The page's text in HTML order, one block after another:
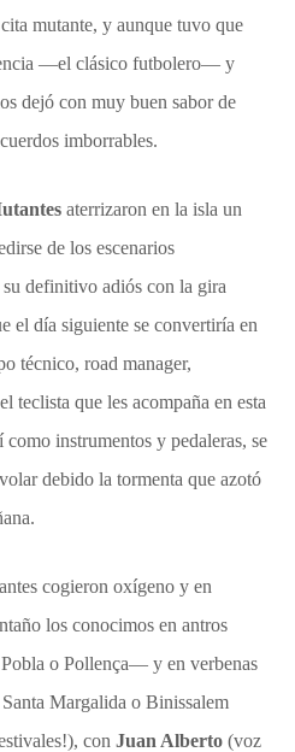
mutante, y aunque tuvo que
—el clásico futbolero— y
dejó con muy buen sabor de
imborrables.
aterrizaron en la isla un
de los escenarios
definitivo adiós con la gira
el día siguiente se convertiría en
técnico, road manager,
teclista que les acompaña en esta
instrumentos y pedaleras, se
debido la tormenta que azotó
cogieron oxígeno y en
los conocimos en antros
o Pollença— y en verbenas
Margalida o Binissalem
conJuan Alberto(voz